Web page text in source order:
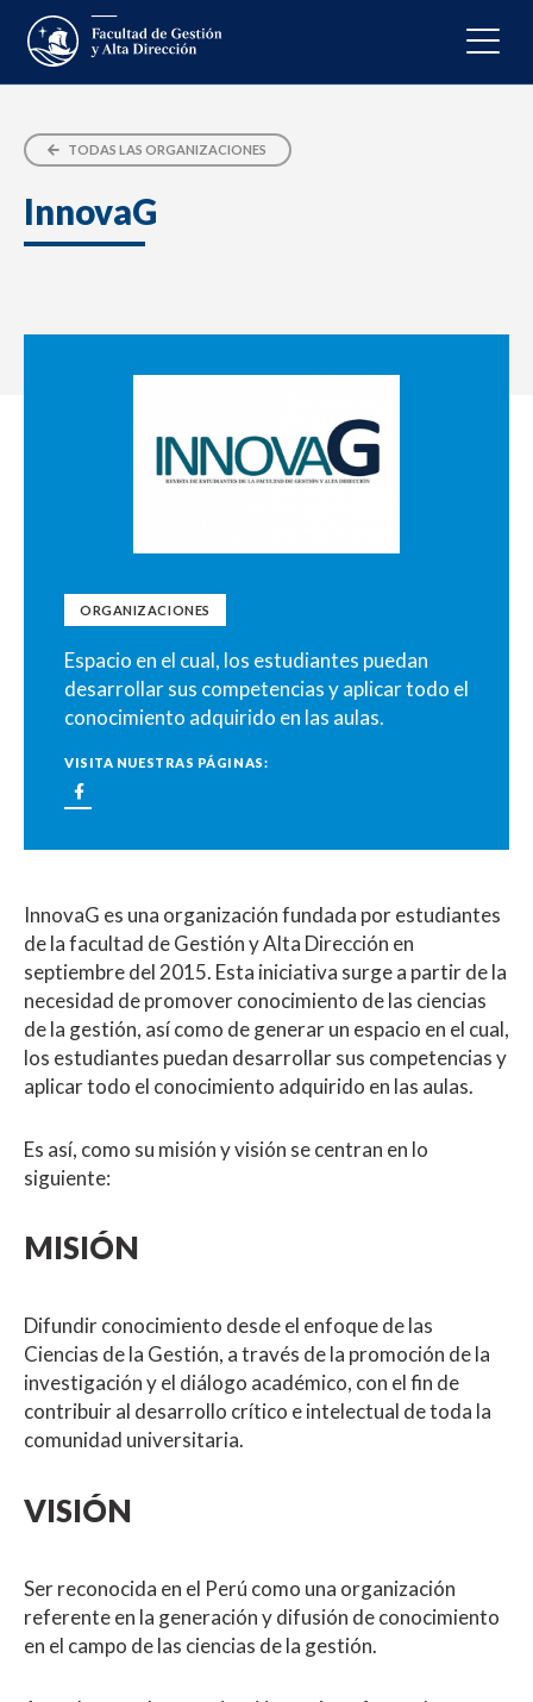
TODAS LAS ORGANIZACIONES
InnovaG
ORGANIZACIONES
Espacio en el cual, los estudiantes puedan
desarrollar sus competencias y aplicar todo el
conocimiento adquirido en las aulas.
VISITA NUESTRAS PÁGINAS:
InnovaG es una organización fundada por estudiantes
de la facultad de Gestión y Alta Dirección en
septiembre del 2015. Esta iniciativa surge a partir de la
necesidad de promover conocimiento de las ciencias
de la gestión, así como de generar un espacio en el cual,
los estudiantes puedan desarrollar sus competencias y
aplicar todo el conocimiento adquirido en las aulas.
Es así, como su misión y visión se centran en lo
siguiente:
MISIÓN
Difundir conocimiento desde el enfoque de las
Ciencias de la Gestión, a través de la promoción de la
investigación y el diálogo académico, con el fin de
contribuir al desarrollo crítico e intelectual de toda la
comunidad universitaria.
VISIÓN
Ser reconocida en el Perú como una organización
referente en la generación y difusión de conocimiento
en el campo de las ciencias de la gestión.